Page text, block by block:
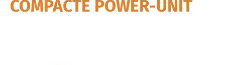
COMPACTE POWER-UNIT